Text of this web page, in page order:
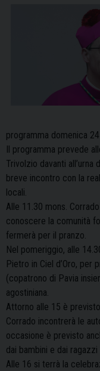
programma domenica
Il programma prevede
Trivolzio davanti all’urna
breve incontro con la
locali.
Alle 11.30 mons.
conoscere la comunità
fermerà per il pranzo.
Nel pomeriggio, alle
Pietro in Ciel d’Oro, per
(copatrono di Pavia
agostiniana.
Attorno alle 15 è
Corrado incontrerà le
occasione è previsto
dai bambini e dai
Alle 16 si terrà la